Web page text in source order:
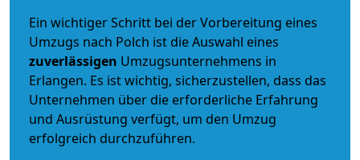
Ein wichtiger Schritt bei der Vorbereitung eines
Umzugs nach Polch ist die Auswahl eines
zuverlässigen Umzugsunternehmens in
Erlangen. Es ist wichtig, sicherzustellen, dass das
Unternehmen über die erforderliche Erfahrung
und Ausrüstung verfügt, um den Umzug
erfolgreich durchzuführen.